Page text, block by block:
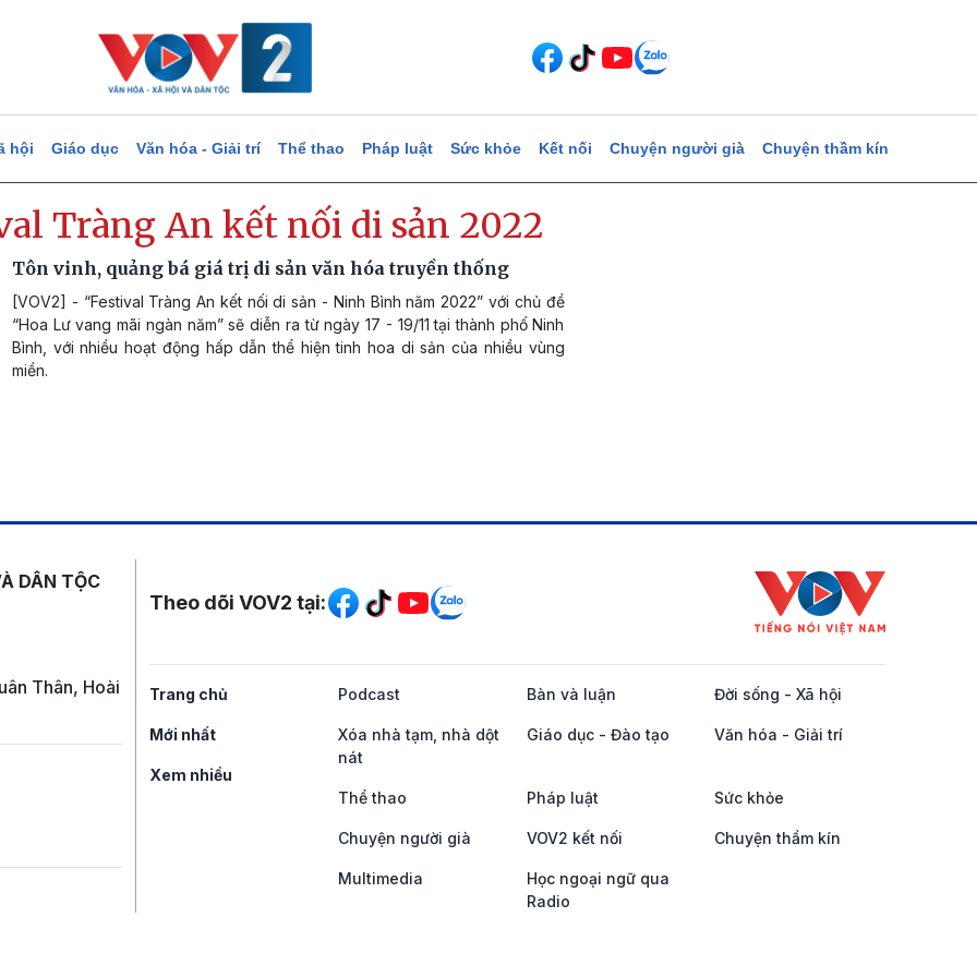
hội Giáo dục Văn hóa - Giải trí Thể thao Pháp luật Sức khỏe Kết nối Chuyện người già Chuyện thầm kín
Tràng An kết nối di sản 2022
Tôn vinh, quảng bá giá trị di sản văn hóa truyền thống
[VOV2] - “Festival Tràng An kết nối di sản - Ninh Bình năm 2022” với chủ đề
“Hoa Lư vang mãi ngàn năm” sẽ diễn ra từ ngày 17 - 19/11 tại thành phố Ninh
Bình, với nhiều hoạt động hấp dẫn thể hiện tinh hoa di sản của nhiều vùng
miền.
DÂN TỘC
Thân, Hoài
Mạng xã hội
Theo dõi VOV2 tại:
Trang chủ
Mới nhất
Xem nhiều
Podcast Bàn và luận Đời sống - Xã hội
Xóa nhà tạm, nhà dột
nát
Giáo dục - Đào tạo Văn hóa - Giải trí
Thể thao Pháp luật Sức khỏe
Chuyện người già VOV2 kết nối Chuyện thầm kín
Multimedia
Học ngoại ngữ qua
Radio